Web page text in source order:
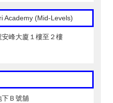
Academy (Mid-Levels)
峰大廈１樓至２樓
下Ｂ號舖